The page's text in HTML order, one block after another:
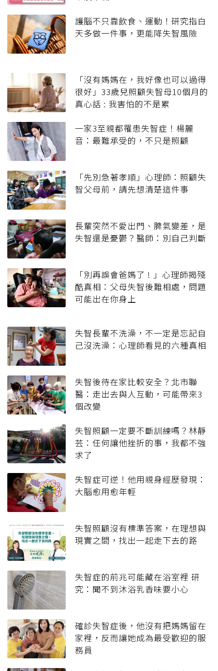
護腦不只靠飲食、運動！研究指白
天多做一件事，更能降失智風險
「沒有媽媽在，我好像也可以過得
很好」33歲兒照顧失智母10個月的
真心話 : 我害怕的不是累
一家3至親都罹患失智症！楊麗
音：最難承受的，不只是照顧
「先別急著孝順」心理師：照顧失
智父母前，請先想清楚這件事
長輩突然不愛出門、脾氣變差，是
失智還是憂鬱？醫師：別自己判斷
「別再誤會爸媽了 ! 」心理師揭殘
酷真相：父母失智後難相處，問題
可能出在你身上
失智長輩不洗澡，不一定是忘記自
己沒洗澡：心理師看見的六種真相
失智後待在家比較安全？北市聯
醫：走出去與人互動，可能帶來3
個改變
失智照顧一定要不斷訓練嗎？林靜
芸：任何讓他挫折的事，我都不強
求了
失智症可逆！他用親身經歷發現：
大腦愈用愈年輕
失智照顧沒有標準答案，在理想與
現實之間，找出一起走下去的路
失智症的前兆可能藏在浴室裡 研
究：聞不到沐浴乳香味要小心
確診失智症後，他沒有把媽媽留在
家裡，反而讓她成為最受歡迎的服
務員